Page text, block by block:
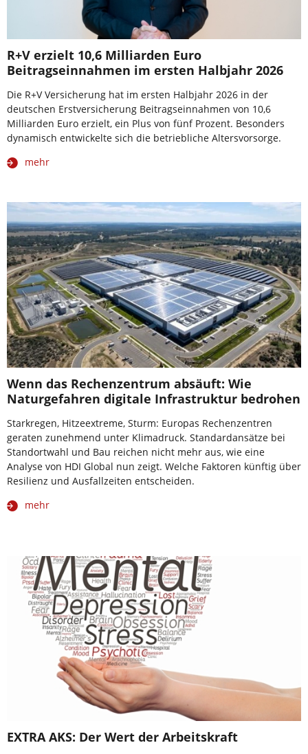
R+V erzielt 10,6 Milliarden Euro
Beitragseinnahmen im ersten Halbjahr 2026
Die R+V Versicherung hat im ersten Halbjahr 2026 in der
deutschen Erstversicherung Beitragseinnahmen von 10,6
Milliarden Euro erzielt, ein Plus von fünf Prozent. Besonders
dynamisch entwickelte sich die betriebliche Altersvorsorge.
mehr
Wenn das Rechenzentrum absäuft: Wie
Naturgefahren digitale Infrastruktur bedrohen
Starkregen, Hitzeextreme, Sturm: Europas Rechenzentren
geraten zunehmend unter Klimadruck. Standardansätze bei
Standortwahl und Bau reichen nicht mehr aus, wie eine
Analyse von HDI Global nun zeigt. Welche Faktoren künftig über
Resilienz und Ausfallzeiten entscheiden.
mehr
EXTRA AKS: Der Wert der Arbeitskraft